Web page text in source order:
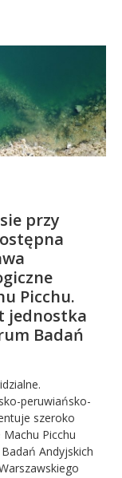
przy
Picchu.
jednostka
Badań
peruwiańsko-
szeroko
Picchu
Andyjskich